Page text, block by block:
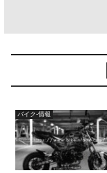
バイク-情報